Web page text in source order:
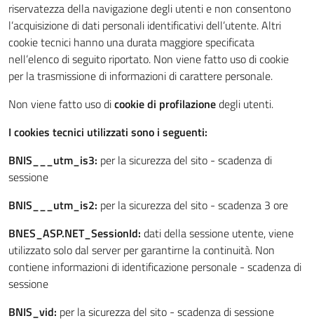
riservatezza della navigazione degli utenti e non consentono
l’acquisizione di dati personali identificativi dell’utente. Altri
cookie tecnici hanno una durata maggiore specificata
nell’elenco di seguito riportato. Non viene fatto uso di cookie
per la trasmissione di informazioni di carattere personale.
Non viene fatto uso dicookie di profilazionedegli utenti.
I cookies tecnici utilizzati sono i seguenti:
BNIS___utm_is3: per la sicurezza del sito - scadenza di
sessione
BNIS___utm_is2: per la sicurezza del sito - scadenza 3 ore
BNES_ASP.NET_SessionId: dati della sessione utente, viene
utilizzato solo dal server per garantirne la continuità. Non
contiene informazioni di identificazione personale - scadenza di
sessione
BNIS_vid: per la sicurezza del sito - scadenza di sessione